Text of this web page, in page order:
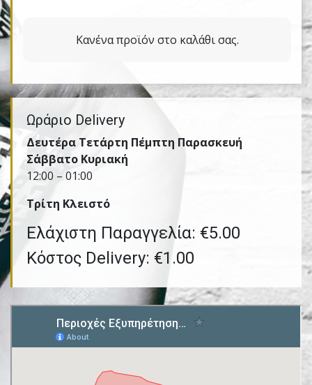
Κανένα προϊόν στο καλάθι σας.
Ωράριο Delivery
Δευτέρα Τετάρτη Πέμπτη Παρασκευή
Σάββατο Κυριακή
12:00 – 01:00
Τρίτη Kλειστό
Ελάχιστη Παραγγελία: €5.00
Κόστος Delivery: €1.00